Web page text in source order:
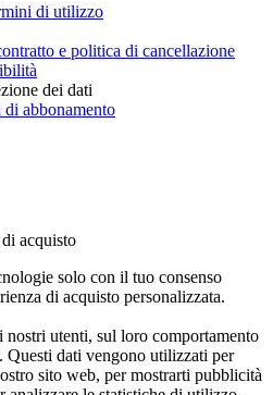
di utilizzo
e politica di cancellazione
dei dati
abbonamento
acquisto
solo con il tuo consenso
di acquisto personalizzata.
utenti, sul loro comportamento
dati vengono utilizzati per
sito web, per mostrarti pubblicità